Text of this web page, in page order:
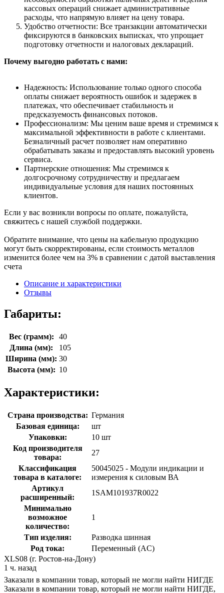
кассовых операций снижает административные
расходы, что напрямую влияет на цену товара.
Удобство отчетности: Все транзакции автоматически
фиксируются в банковских выписках, что упрощает
подготовку отчетности и налоговых деклараций.
Почему выгодно работать с нами:
Надежность: Использование только одного способа
оплаты снижает вероятность ошибок и задержек в
платежах, что обеспечивает стабильность и
предсказуемость финансовых потоков.
Профессионализм: Мы ценим ваше время и стремимся к
максимальной эффективности в работе с клиентами.
Безналичный расчет позволяет нам оперативно
обрабатывать заказы и предоставлять высокий уровень
сервиса.
Партнерские отношения: Мы стремимся к
долгосрочному сотрудничеству и предлагаем
индивидуальные условия для наших постоянных
клиентов.
Если у вас возникли вопросы по оплате, пожалуйста,
свяжитесь с нашей службой поддержки.
Обратите внимание, что цены на кабельную продукцию
могут быть скорректированы, если стоимость металлов
изменится более чем на 3% в сравнении с датой выставления
счета
Описание и характеристики
Отзывы
Габариты:
Вес (грамм):
40
Длина (мм):
105
Ширина (мм): 30
Высота (мм): 10
Характеристики:
Страна производства: Германия
Базовая единица:
шт
Упаковки:
10 шт
Код производителя
товара:
27
Классификация
товара в каталоге:
50045025 - Модули индикации и
измерения к силовым ВА
Артикул
расширенный:
1SAM101937R0022
Минимально
возможное
количество:
1
Тип изделия:
Разводка шинная
Род тока:
Переменный (AC)
XLS08 (г. Ростов-на-Дону)
1 ч. назад
Заказали в компании товар, который не могли найти НИГДЕ
Заказали в компании товар, который не могли найти НИГДЕ,